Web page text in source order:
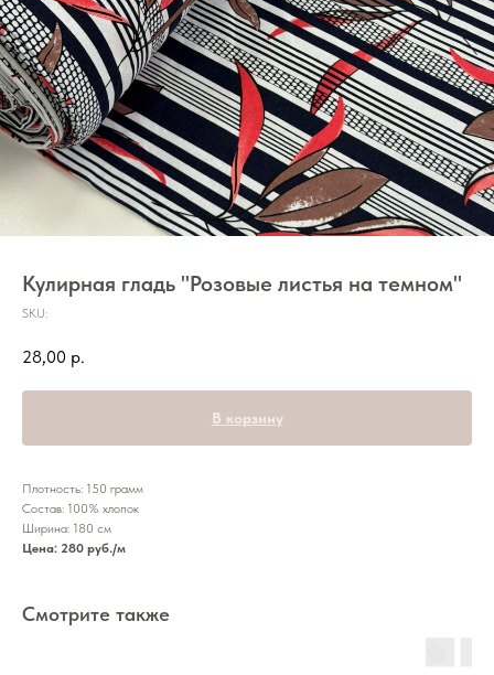
Кулирная гладь "Розовые листья на темном"
SKU:
28,00 р.
В корзину
Плотность: 150 грамм
Состав: 100% хлопок
Ширина: 180 см
Цена: 280 руб./м
Смотрите также